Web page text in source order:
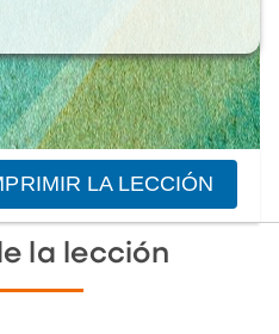
LA LECCIÓN
la lección